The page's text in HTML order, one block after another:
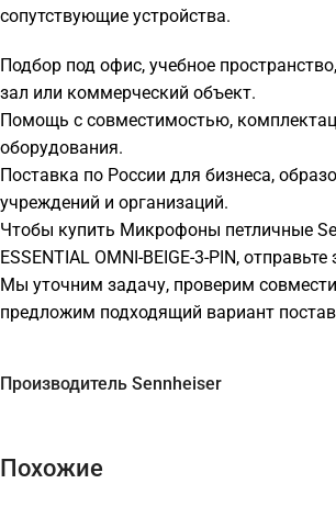
сопутствующие устройства.
Подбор под офис, учебное
зал или коммерческий объект.
Помощь с совместимостью,
оборудования.
Поставка по России для бизнеса,
учреждений и организаций.
Чтобы купить Микрофоны петличные
ESSENTIAL OMNI-BEIGE-3-PIN,
Мы уточним задачу, проверим
предложим подходящий вариант
Производитель Sennheiser
Похожие